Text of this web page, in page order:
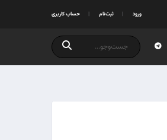
ورود ثبت‌نام حساب کاربری